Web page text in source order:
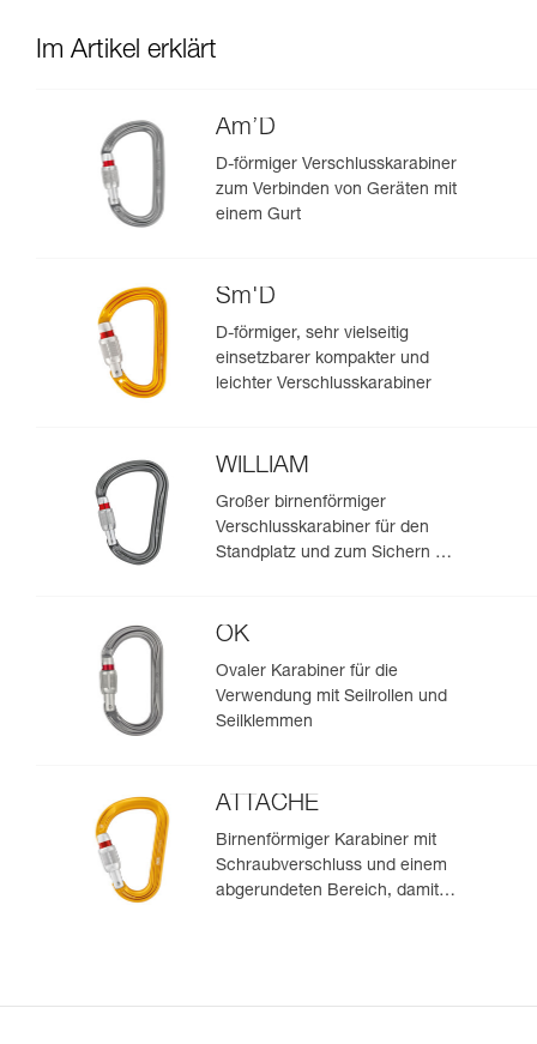
Im Artikel erklärt
Am’D
D-förmiger Verschlusskarabiner
zum Verbinden von Geräten mit
einem Gurt
Sm'D
D-förmiger, sehr vielseitig
einsetzbarer kompakter und
leichter Verschlusskarabiner
WILLIAM
Großer birnenförmiger
Verschlusskarabiner für den
Standplatz und zum Sichern mit
OK
Ovaler Karabiner für die
Verwendung mit Seilrollen und
Seilklemmen
ATTACHE
Birnenförmiger Karabiner mit
Schraubverschluss und einem
abgerundeten Bereich, damit